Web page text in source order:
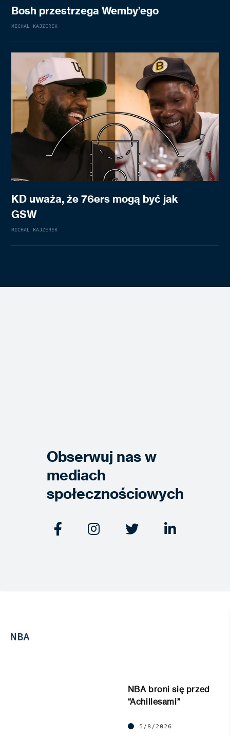
Bosh przestrzega Wemby’ego
MICHAŁ KAJZEREK
KD uważa, że 76ers mogą być jak
GSW
MICHAŁ KAJZEREK
Obserwuj nas w
mediach
społecznościowych
   
NBA
NBA broni się przed
“Achillesami”
5/8/2026